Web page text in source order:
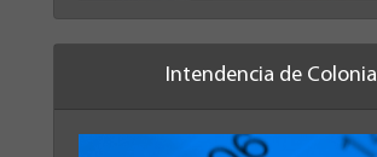
Intendencia de Colonia